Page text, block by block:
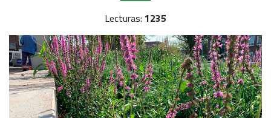
Lecturas: 1235